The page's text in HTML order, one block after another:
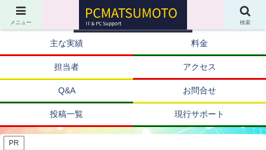
主な実績 料金
担当者 アクセス
Q&A お問合せ
投稿一覧 現行サポート
PR
メニュー 検索